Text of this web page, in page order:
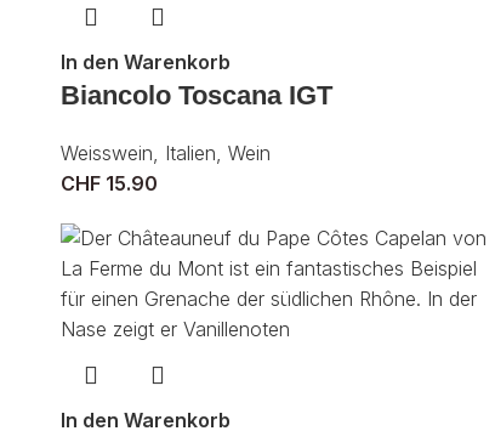
In den Warenkorb
Biancolo Toscana IGT
Weisswein Italien Wein
CHF15.90
In den Warenkorb